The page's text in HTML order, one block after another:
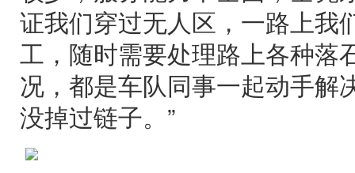
证我们穿过无人区，一路上我
工，随时需要处理路上各种落
况，都是车队同事一起动手解
没掉过链子。”